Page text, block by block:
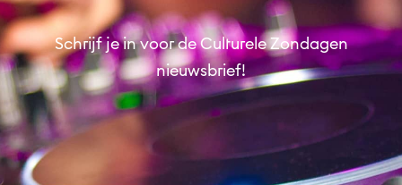
Schrijf je in voor de Culturele Zondagen
nieuwsbrief!